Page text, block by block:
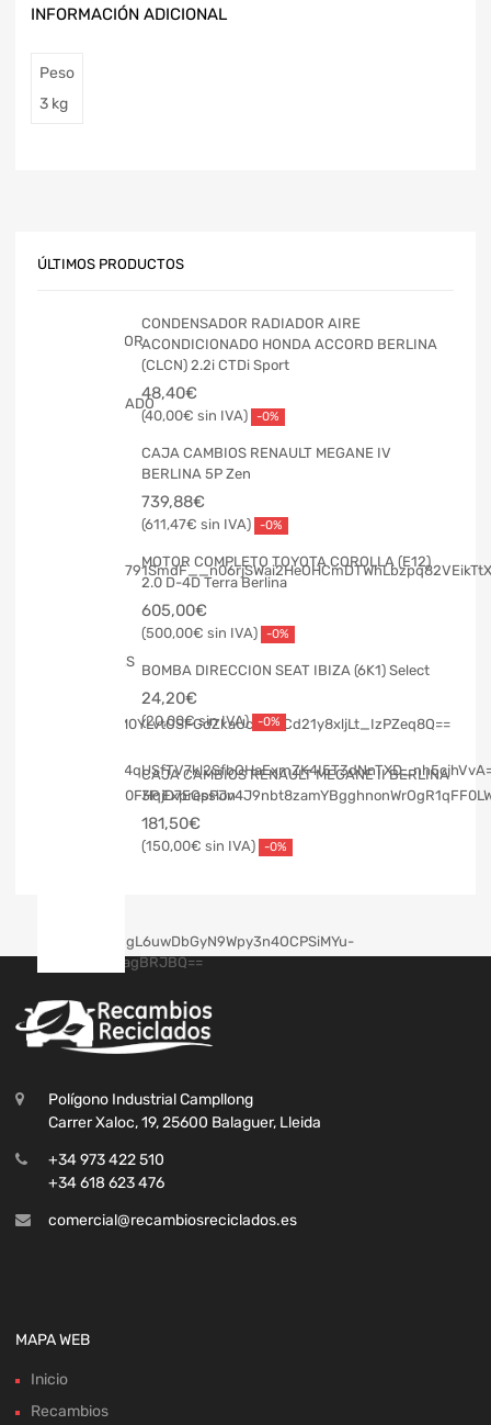
INFORMACIÓN ADICIONAL
Peso
3 kg
ÚLTIMOS PRODUCTOS
CONDENSADOR RADIADOR AIRE
ACONDICIONADO HONDA ACCORD BERLINA
(CLCN) 2.2i CTDi Sport
48,40€
40,00€ -0%
CAJA CAMBIOS RENAULT MEGANE IV
BERLINA 5P Zen
739,88€
611,47€ -0%
MOTOR COMPLETO TOYOTA COROLLA (E12)
2.0 D-4D Terra Berlina
605,00€
500,00€ -0%
BOMBA DIRECCION SEAT IBIZA (6K1) Select
24,20€
20,00€ -0%
CAJA CAMBIOS RENAULT MEGANE II BERLINA
3P Expression
181,50€
150,00€ -0%
Polígono Industrial Campllong
Carrer Xaloc, 19, 25600 Balaguer, Lleida
+34 973 422 510
+34 618 623 476
comercial@recambiosreciclados.es
MAPA WEB
Inicio
Recambios